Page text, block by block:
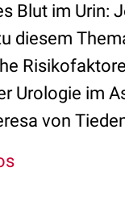
Blut im Urin:
diesem
Urologie im
von